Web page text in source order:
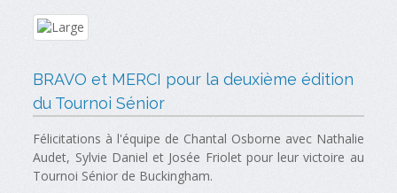
BRAVO et MERCI pour la deuxième édition
du Tournoi Sénior
Félicitations à l'équipe de Chantal Osborne avec Nathalie
Audet, Sylvie Daniel et Josée Friolet pour leur victoire au
Tournoi Sénior de Buckingham.